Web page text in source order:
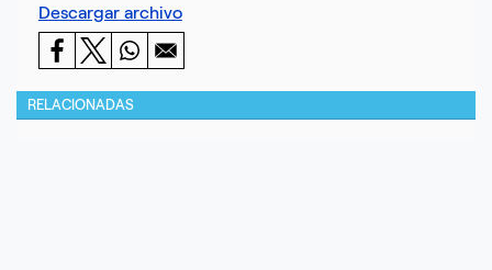
Descargar archivo
RELACIONADAS